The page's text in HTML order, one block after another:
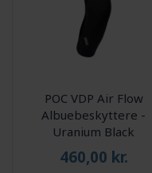
POC VDP Air Flow
Albuebeskyttere -
Uranium Black
460,00 kr.